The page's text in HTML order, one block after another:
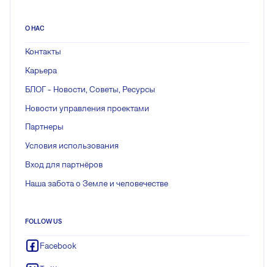
О НАС
Контакты
Карьера
БЛОГ - Новости, Советы, Ресурсы
Новости управления проектами
Партнеры
Условия использования
Вход для партнёров
Наша забота о Земле и человечестве
FOLLOW US
Facebook